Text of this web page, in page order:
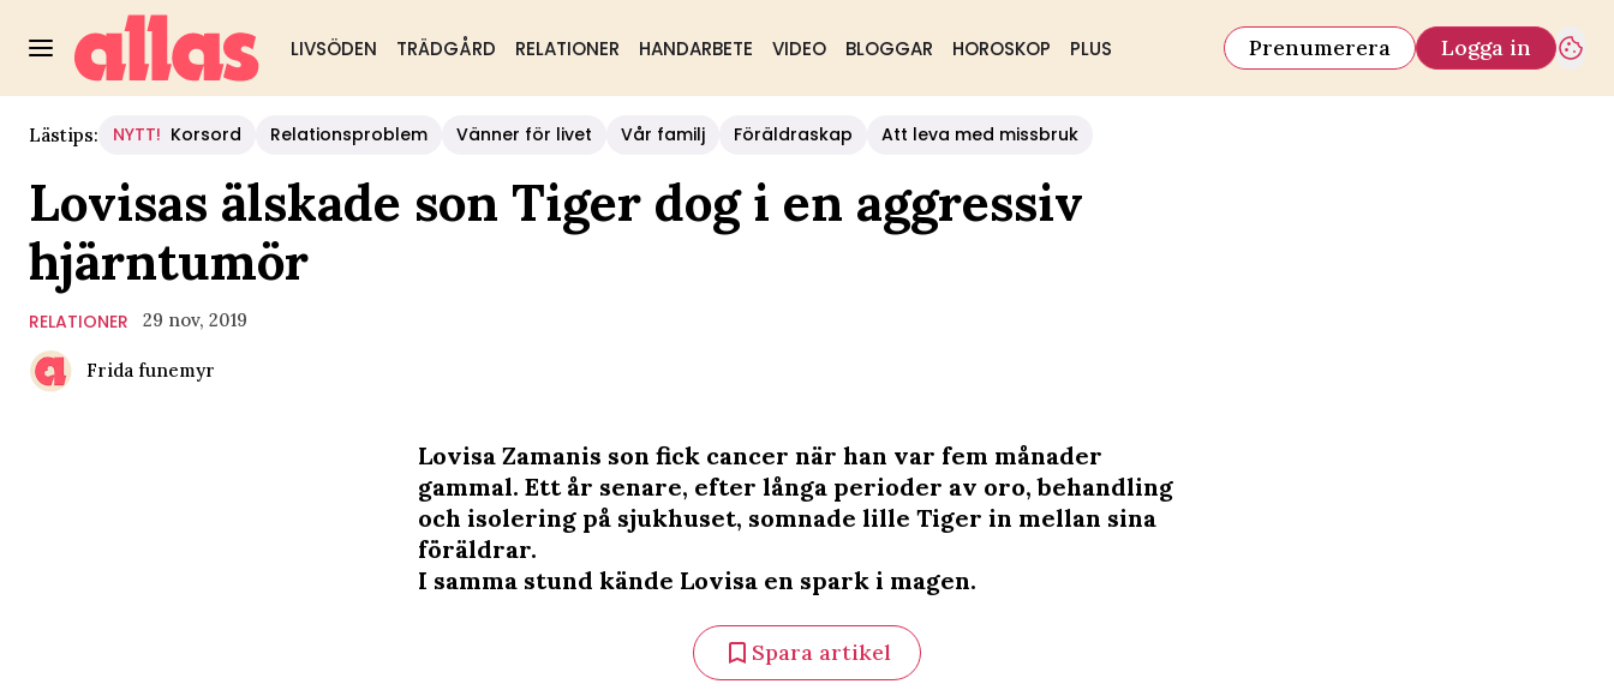
LIVSÖDEN TRÄDGÅRD RELATIONER HANDARBETE VIDEO BLOGGAR HOROSKOP PLUS Prenumerera Logga in
Lästips: NYTT! Korsord Relationsproblem Vänner för livet Vår familj Föräldraskap Att leva med missbruk
Lovisas älskade son Tiger dog i en aggressiv
hjärntumör
RELATIONER 29 nov, 2019
Frida funemyr
Lovisa Zamanis son fick cancer när han var fem månader
gammal. Ett år senare, efter långa perioder av oro, behandling
och isolering på sjukhuset, somnade lille Tiger in mellan sina
föräldrar.
I samma stund kände Lovisa en spark i magen.
Spara artikel